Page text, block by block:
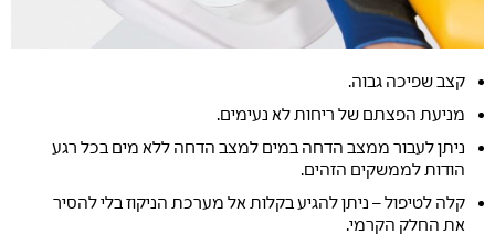
קצב שפיכה גבוה.
מניעת הפצתם של ריחות לא נעימים.
ניתן לעבור ממצב הדחה במים למצב הדחה ללא מים בכל רגע
הודות לממשקים הזהים.
קלה לטיפול – ניתן להגיע בקלות אל מערכת הניקוז בלי להסיר
את החלק הקרמי.